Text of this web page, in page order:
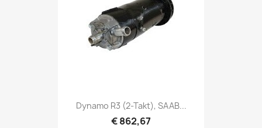
Dynamo R3 (2-Takt), SAAB...
€ 862,67